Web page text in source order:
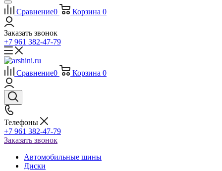
Сравнение0 Корзина 0
Заказать звонок
+7 961 382-47-79
Сравнение0 Корзина 0
Телефоны
+7 961 382-47-79
Заказать звонок
Автомобильные шины
Диски